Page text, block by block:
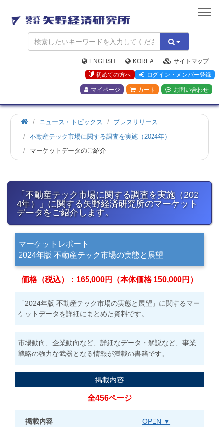
矢
野
経
済
研
究
所
ENGLISH KOREA
サイトマップ
初めての方へ
ログイン・メンバー登録
マイページ カート お問い合わせ
ホ
ー
ニュース・トピックス
プレスリリース
不動産テック市場に関する調査を実施（2024年）
マーケットデータのご紹介
「不動産テック市場に関する調査を実施（202
4年）」に関する矢野経済研究所のマーケット
データをご紹介します。
マーケットレポート
2024年版 不動産テック市場の実態と展望
価格（税込）：165,000円（本体価格 150,000円）
「2024年版 不動産テック市場の実態と展望」に関するマー
ケットデータを詳細にまとめた資料です。
市場動向、企業動向など、詳細なデータ・解説など、事業
戦略の強力な武器となる情報が満載の書籍です。
掲載内容
全456ページ
掲載内容 OPEN ▼